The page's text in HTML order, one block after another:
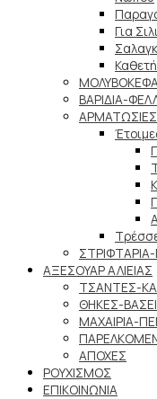
Για
ΒΑΡΙΔΙΑ-
ΑΡΜΑΤΩΣΙΕΣ
ΑΞΕΣΟΥΑΡ ΑΛΙΕΙΑΣ
ΤΣΑΝΤΕΣ-
ΘΗΚΕΣ-
ΜΑΧΑΙΡΙΑ-
ΑΠΟΧΕΣ
ΡΟΥΧΙΣΜΟΣ
ΕΠΙΚΟΙΝΩΝΙΑ